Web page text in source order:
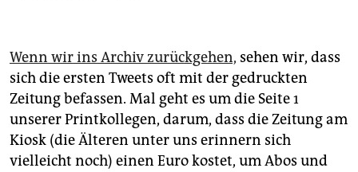
Wenn wir ins Archiv zurückgehen, sehen wir, dass
sich die ersten Tweets oft mit der gedruckten
Zeitung befassen. Mal geht es um die Seite 1
unserer Printkollegen, darum, dass die Zeitung am
Kiosk (die Älteren unter uns erinnern sich
vielleicht noch) einen Euro kostet, um Abos und